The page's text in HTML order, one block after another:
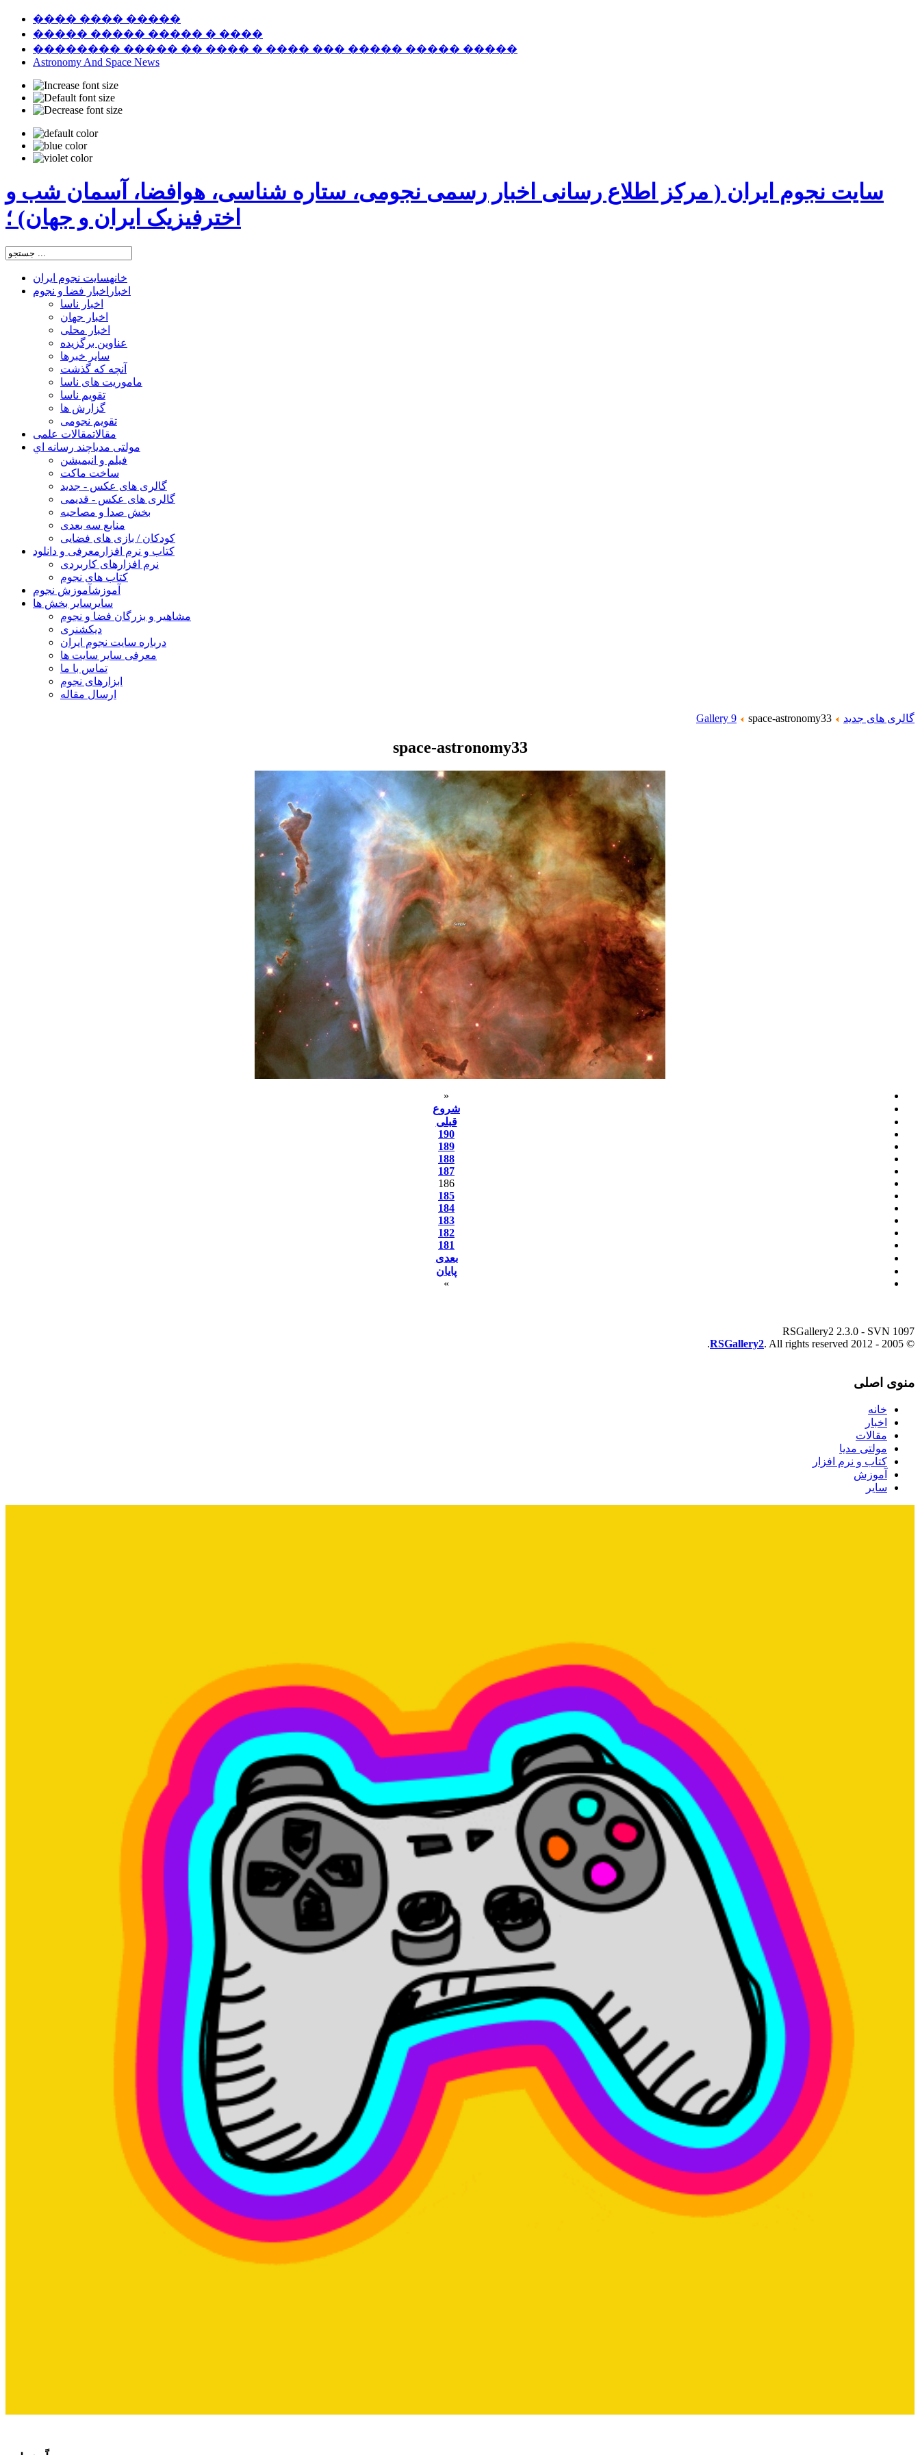
���� ���� �����
����� ����� ����� � ����
�������� ����� �� ���� � ���� ��� ����� ����� �����
Astronomy And Space News
سایت نجوم ایران ( مرکز اطلاع رسانی اخبار رسمی نجومی، ستاره شناسی، هوافضا، آسمان شب و
اخترفیزیک ایران و جهان) ؛
خانهسایت نجوم ایران
اخبار اخبار فضا و نجوم
اخبار ناسا
اخبار جهان
اخبار محلی
عناوین برگزیده
سایر خبرها
آنچه که گذشت
ماموریت های ناسا
تقویم ناسا
گزارش ها
تقویم نجومی
مقالاتمقالات علمی
مولتی مدیاچند رسانه اي
فیلم و انیمیشن
ساخت ماکت
گالری های عکس - جدید
گالری های عکس - قدیمی
بخش صدا و مصاحبه
منابع سه بعدی
کودکان / بازی های فضایی
کتاب و نرم افزار معرفی و دانلود
نرم افزارهای کاربردی
کتاب های نجوم
آموزشآموزش نجوم
سایر سایر بخش ها
مشاهیر و بزرگان فضا و نجوم
دیکشنری
درباره سایت نجوم ایران
معرفی سایر سایت ها
تماس با ما
ابزارهای نجوم
ارسال مقاله
گالری های جدید Gallery 9 space-astronomy33
space-astronomy33
«
شروع
قبلی
190
189
188
187
186
185
184
183
182
181
بعدی
پایان
»
RSGallery2 2.3.0 - SVN 1097
© 2005 - 2012
RSGallery2. All rights reserved.
منوی اصلی
خانه
اخبار
مقالات
مولتی مدیا
کتاب و نرم افزار
آموزش
سایر